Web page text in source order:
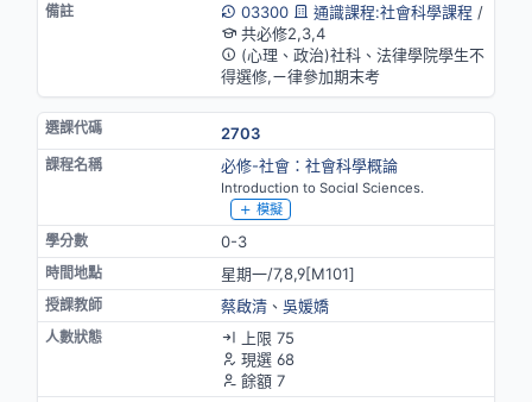
03300
通識課程:社會科學課程 /
共必修2,3,4
(心理、政治)社科、法律學院學生不
得選修,ㄧ律參加期末考
2703
必修-社會：社會科學概論
Introduction to Social Sciences.
模擬
0-3
星期一/7,8,9[M101]
蔡啟清、 吳媛嬌
上限 75
現選 68
餘額 7